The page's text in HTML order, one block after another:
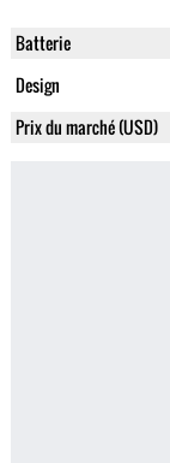
Batterie
Design
Prix du marché (USD)